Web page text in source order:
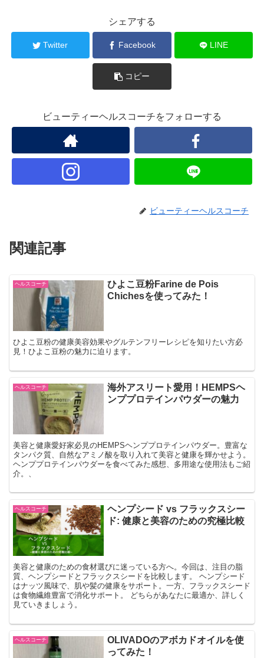
シェアする
Twitter Facebook LINE
コピー
ビューティーヘルスコーチをフォローする
ビューティーヘルスコーチ
関連記事
ヘルスコーチ
ひよこ豆粉Farine de Pois
Chichesを使ってみた！
ひよこ豆粉の健康美容効果やグルテンフリーレシピを知りたい方必
見！ひよこ豆粉の魅力に迫ります。
ヘルスコーチ
海外アスリート愛用！HEMPSヘ
ンププロテインパウダーの魅力
美容と健康愛好家必見のHEMPSヘンププロテインパウダー。豊富な
タンパク質、自然なアミノ酸を取り入れて美容と健康を輝かせよう。
ヘンププロテインパウダーを食べてみた感想、多用途な使用法もご紹
介。、
ヘルスコーチ
ヘンプシード vs フラックスシー
ド: 健康と美容のための究極比較
美容と健康のための食材選びに迷っている方へ。今回は、注目の脂
質、ヘンプシードとフラックスシードを比較します。 ヘンプシード
はナッツ風味で、肌や髪の健康をサポート。一方、フラックスシード
は食物繊維豊富で消化サポート。 どちらがあなたに最適か、詳しく
見ていきましょう。
ヘルスコーチ
OLIVADOのアボカドオイルを使
ってみた！